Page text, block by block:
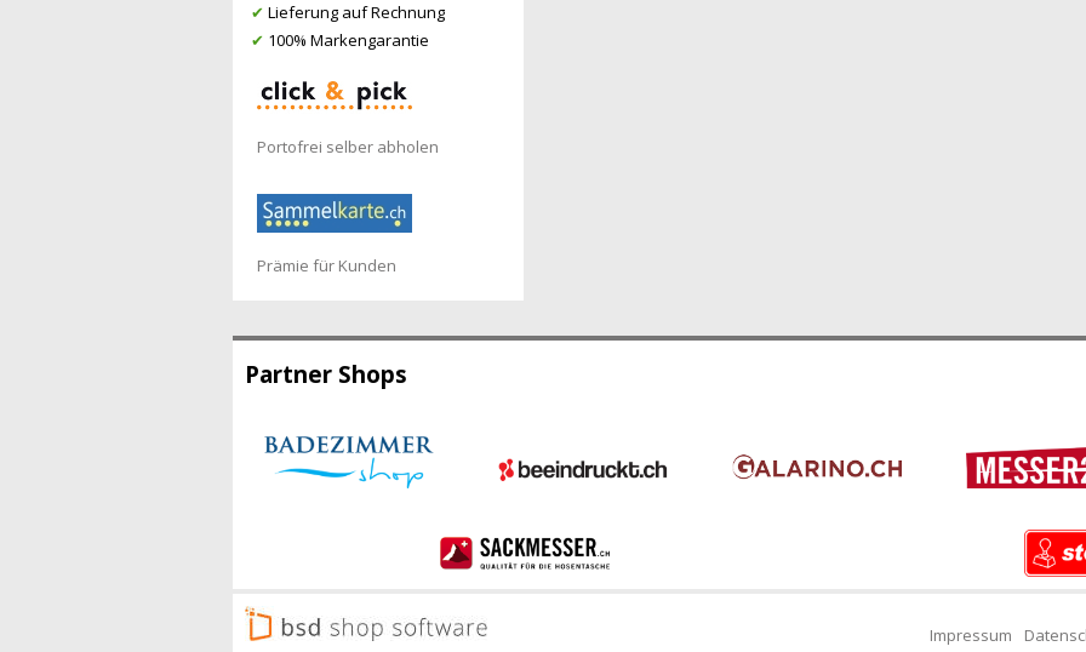
✔ Lieferung auf Rechnung
✔ 100% Markengarantie
Portofrei selber abholen
Prämie für Kunden
Partner Shops
Impressum